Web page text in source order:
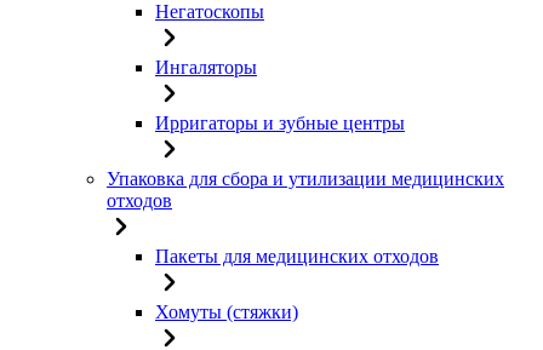
Негатоскопы
Ингаляторы
Ирригаторы и зубные центры
Упаковка для сбора и утилизации медицинских
отходов
Пакеты для медицинских отходов
Хомуты (стяжки)